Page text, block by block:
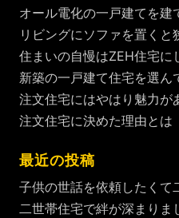
オール電化の一戸建てを建
リビングにソファを置くと
住まいの自慢はZEH住宅に
新築の一戸建て住宅を選ん
注文住宅にはやはり魅力が
注文住宅に決めた理由とは
最近の投稿
子供の世話を依頼したくて
二世帯住宅で絆が深まりま